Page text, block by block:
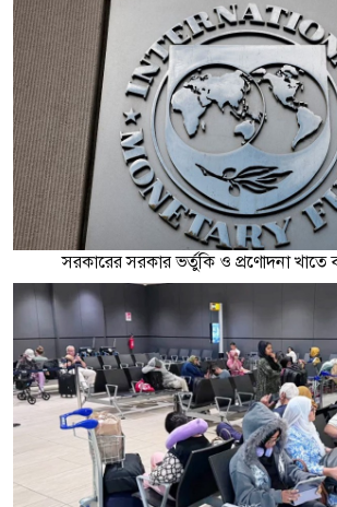
সরকারের সরকার ভর্তুকি ও প্রণোদনা খাতে